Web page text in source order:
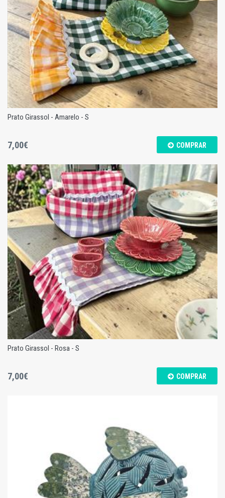
Prato Girassol - Amarelo - S
Prato Girassol - Amarelo - S
7,00€ COMPRAR
Prato Girassol - Rosa - S
Prato Girassol - Rosa - S
7,00€ COMPRAR